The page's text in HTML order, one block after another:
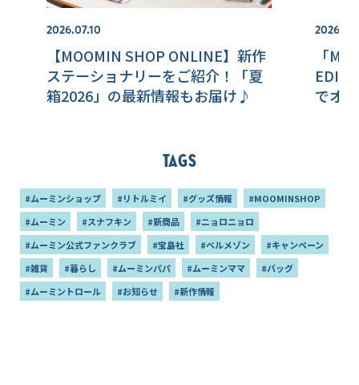
2026.07.10
【MOOMIN SHOP ONLINE】新作
ステーショナリーをご紹介！「夏
箱2026」の最新情報もお届け♪
「
でオ
Tags
#ムーミンショップ #リトルミイ #グッズ情報
#MOOMINSHOP
#ムーミン
#スナフキン #新商品
#ニョロニョロ
#ムーミン公式ファンクラブ
#宝島社 #ベルメゾン
#キャンペーン
#雑貨
#暮らし #ムーミンパパ #ムーミンママ
#バッグ
#ムーミントロール
#お知らせ #新作情報